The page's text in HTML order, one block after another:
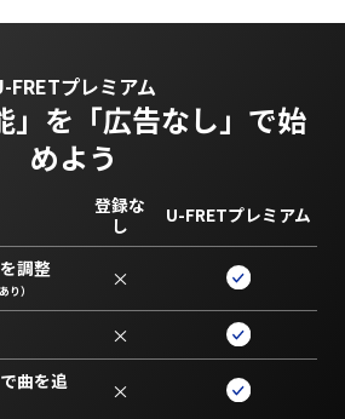
FRETプレミアム
」を 「広告なし」で始
めよう
登録な
し
U-FRETプレミアム
調整
り） ×
×
曲を追
×